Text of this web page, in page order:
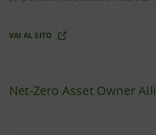
VAI AL SITO
Net-Zero Asset Owner